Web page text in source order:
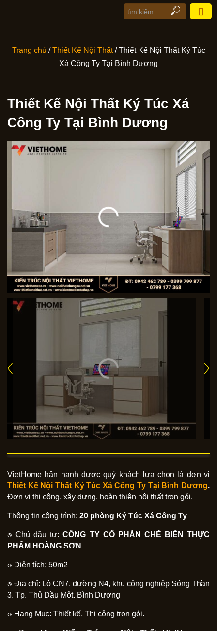
Trang chủ /Thiết Kế Nội Thất/ Thiết Kế Nội Thất Ký Túc
Xá Công Ty Tại Bình Dương
Thiết Kế Nội Thất Ký Túc Xá
Công Ty Tại Bình Dương
VietHome hân hạnh được quý khách lựa chọn là đơn vị
Thiết Kế Nội Thất Ký Túc Xá Công Ty Tại Bình Dương.
Đơn vị thi công, xây dựng, hoàn thiện nội thất trọn gói.
Thông tin công trình: 20 phòng Ký Túc Xá Công Ty
๏ Chủ đầu tư:CÔNG TY CỔ PHẦN CHẾ BIẾN THỰC
PHẨM HOÀNG SƠN
๏ Diện tích: 50m2
๏ Địa chỉ: Lô CN7, đường N4, khu công nghiệp Sóng Thần
3, Tp. Thủ Dầu Một, Bình Dương
๏ Hạng Mục: Thiết kế, Thi công trọn gói.